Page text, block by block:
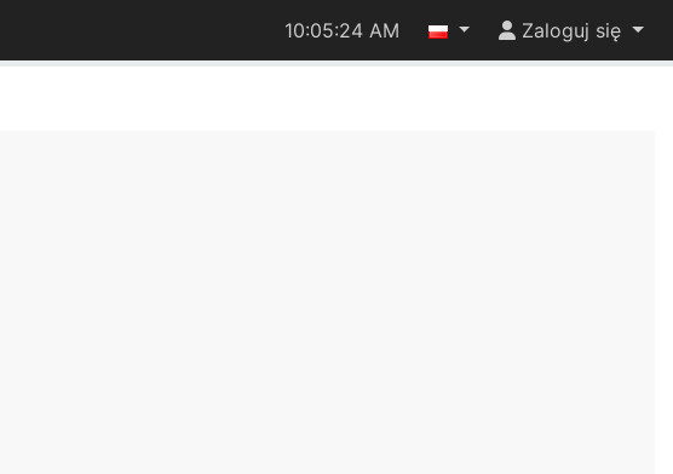
10:05:24 AM Zaloguj się